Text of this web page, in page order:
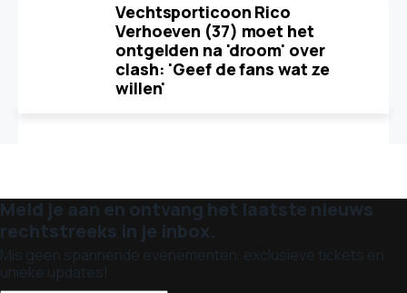
Vechtsporticoon Rico
Verhoeven (37) moet het
ontgelden na 'droom' over
clash: 'Geef de fans wat ze
willen'
Meld je aan en ontvang het laatste nieuws
rechtstreeks in je inbox.
Mis geen spannende evenementen, exclusieve tickets en
unieke updates!